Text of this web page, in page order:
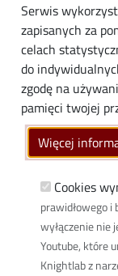
Serwis
zapisanych za
celach
do
zgodę na
pamięci twojej
Więcej
Cookies
prawidłowego i
wyłączenie nie
Youtube, które
Knightlab z
Biznes
Media
Społeczność
Linki
Wikamp
Poczta
Biblioteka PŁ
Dyscypliny
Inicjatywa
BIP